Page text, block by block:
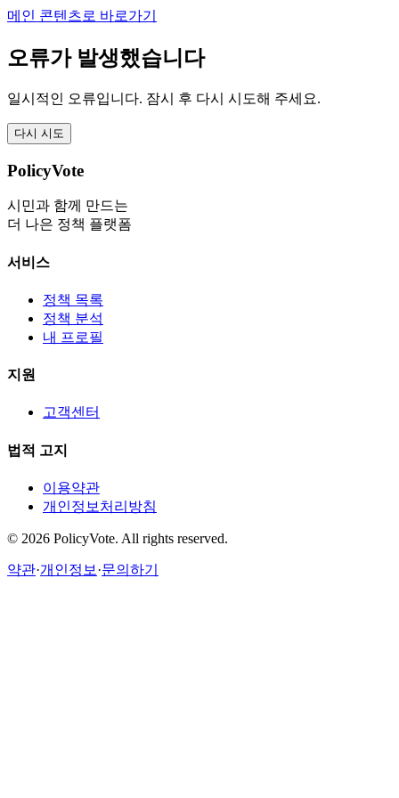
메인 콘텐츠로 바로가기
오류가 발생했습니다
일시적인 오류입니다. 잠시 후 다시 시도해 주세요.
다시 시도
PolicyVote
시민과 함께 만드는
더 나은 정책 플랫폼
서비스
정책 목록
정책 분석
내 프로필
지원
고객센터
법적 고지
이용약관
개인정보처리방침
© 2026 PolicyVote. All rights reserved.
약관·개인정보 ·문의하기